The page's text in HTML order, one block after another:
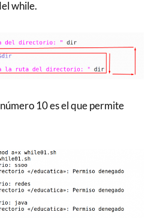
while.
10 es el que permite